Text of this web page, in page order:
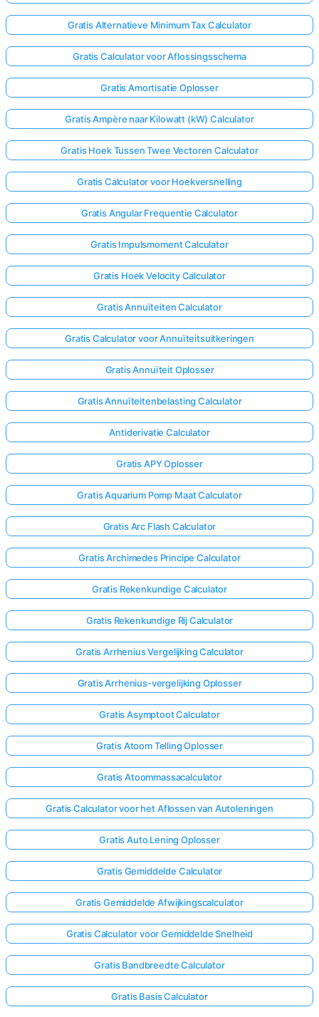
Gratis Alternatieve Minimum Tax Calculator
Gratis Calculator voor Aflossingsschema
Gratis Amortisatie Oplosser
Gratis Ampère naar Kilowatt (kW) Calculator
Gratis Hoek Tussen Twee Vectoren Calculator
Gratis Calculator voor Hoekversnelling
Gratis Angular Frequentie Calculator
Gratis Impulsmoment Calculator
Gratis Hoek Velocity Calculator
Gratis Annuïteiten Calculator
Gratis Calculator voor Annuïteitsuitkeringen
Gratis Annuïteit Oplosser
Gratis Annuïteitenbelasting Calculator
Antiderivatie Calculator
Gratis APY Oplosser
Gratis Aquarium Pomp Maat Calculator
Gratis Arc Flash Calculator
Gratis Archimedes Principe Calculator
Gratis Rekenkundige Calculator
Gratis Rekenkundige Rij Calculator
Gratis Arrhenius Vergelijking Calculator
Gratis Arrhenius-vergelijking Oplosser
Gratis Asymptoot Calculator
Gratis Atoom Telling Oplosser
Gratis Atoommassacalculator
Gratis Calculator voor het Aflossen van Autoleningen
Gratis Auto Lening Oplosser
Gratis Gemiddelde Calculator
Gratis Gemiddelde Afwijkingscalculator
Gratis Calculator voor Gemiddelde Snelheid
Gratis Bandbreedte Calculator
Gratis Basis Calculator